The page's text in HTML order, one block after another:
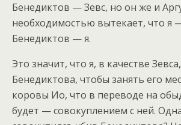
Бенедиктов — Зевс, но он же и
необходимостью вытекает, что я
Бенедиктов — я.
Это значит, что я, в качестве
Бенедиктова, чтобы занять его
коровы Ио, что в переводе на
будет — совокуплением с ней.